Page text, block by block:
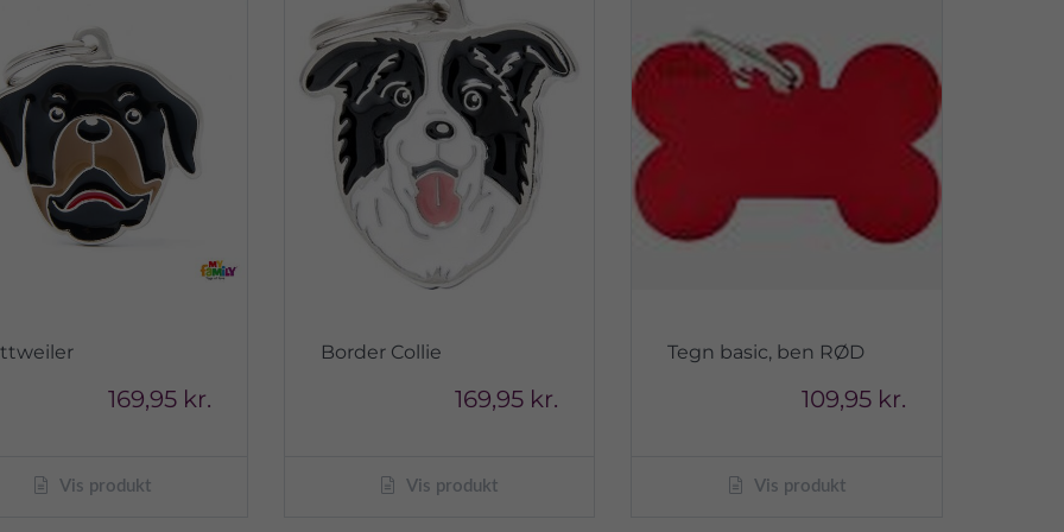
169,95 kr.
Vis produkt
Border Collie
169,95 kr.
Vis produkt
Tegn basic, ben RØD
109,95 kr.
Vis produkt